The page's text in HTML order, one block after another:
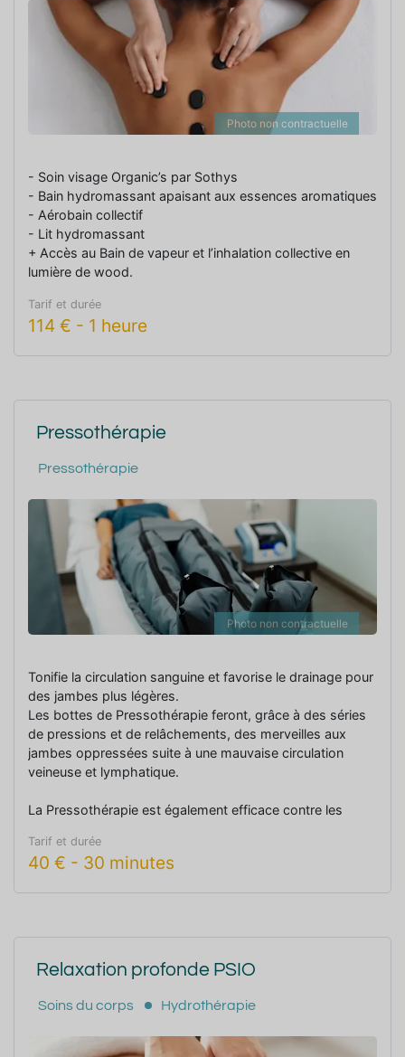
Photo non contractuelle
- Soin visage Organic’s par Sothys
- Bain hydromassant apaisant aux essences aromatiques
- Aérobain collectif
- Lit hydromassant
+ Accès au Bain de vapeur et l’inhalation collective en
lumière de wood.
Tarif et durée
114 € - 1 heure
Pressothérapie
Pressothérapie
Photo non contractuelle
Tonifie la circulation sanguine et favorise le drainage pour
des jambes plus légères.
Les bottes de Pressothérapie feront, grâce à des séries
de pressions et de relâchements, des merveilles aux
jambes oppressées suite à une mauvaise circulation
veineuse et lymphatique.
La Pressothérapie est également efficace contre les
Tarif et durée
40 € - 30 minutes
Relaxation profonde PSIO
Soins du corps Hydrothérapie